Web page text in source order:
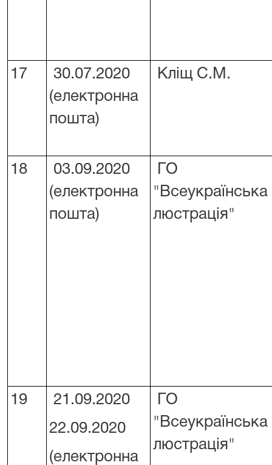
17
30.07.2020
(електронна
пошта)
Кліщ С.М.
18
03.09.2020
(електронна
пошта)
ГО
"Всеукраїнська
люстрація"
19
21.09.2020
22.09.2020
(електронна
ГО
"Всеукраїнська
люстрація"